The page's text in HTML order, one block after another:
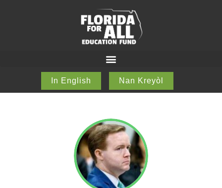
In English Nan Kreyòl